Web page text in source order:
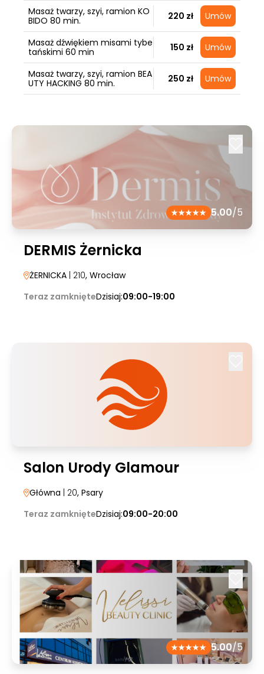
Masaż twarzy, szyi, ramion KO
BIDO 80 min.
220 zł Umów
Masaż dźwiękiem misami tybe
tańskimi 60 min
150 zł Umów
Masaż twarzy, szyi, ramion BEA
UTY HACKING 80 min.
250 zł Umów
5.00/5
DERMIS Żernicka
ŻERNICKA | 210, Wrocław
Teraz zamknięteDzisiaj:09:00-19:00
Salon Urody Glamour
Główna | 20, Psary
Teraz zamknięteDzisiaj:09:00-20:00
5.00/5